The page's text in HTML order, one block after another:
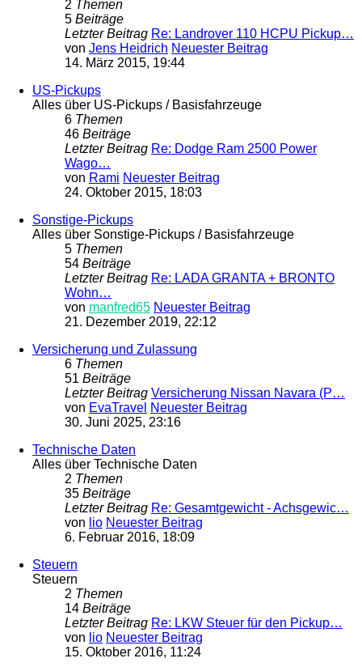
2 Themen
5 Beiträge
Letzter Beitrag Re: Landrover 110 HCPU Pickup…
von Jens Heidrich Neuester Beitrag
14. März 2015, 19:44
US-Pickups
Alles über US-Pickups / Basisfahrzeuge
6 Themen
46 Beiträge
Letzter Beitrag Re: Dodge Ram 2500 Power
Wago…
von Rami Neuester Beitrag
24. Oktober 2015, 18:03
Sonstige-Pickups
Alles über Sonstige-Pickups / Basisfahrzeuge
5 Themen
54 Beiträge
Letzter Beitrag Re: LADA GRANTA + BRONTO
Wohn…
von manfred65 Neuester Beitrag
21. Dezember 2019, 22:12
Versicherung und Zulassung
6 Themen
51 Beiträge
Letzter Beitrag Versicherung Nissan Navara (P…
von EvaTravel Neuester Beitrag
30. Juni 2025, 23:16
Technische Daten
Alles über Technische Daten
2 Themen
35 Beiträge
Letzter Beitrag Re: Gesamtgewicht - Achsgewic…
von lio Neuester Beitrag
6. Februar 2016, 18:09
Steuern
Steuern
2 Themen
14 Beiträge
Letzter Beitrag Re: LKW Steuer für den Pickup…
von lio Neuester Beitrag
15. Oktober 2016, 11:24